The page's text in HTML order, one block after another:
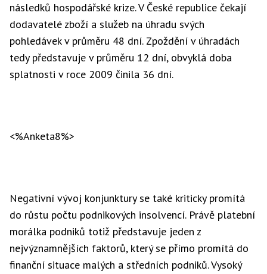
následků hospodářské krize. V České republice čekají
dodavatelé zboží a služeb na úhradu svých
pohledávek v průměru 48 dní. Zpoždění v úhradách
tedy představuje v průměru 12 dní, obvyklá doba
splatnosti v roce 2009 činila 36 dní.
<%Anketa8%>
Negativní vývoj konjunktury se také kriticky promítá
do růstu počtu podnikových insolvencí. Právě platební
morálka podniků totiž představuje jeden z
nejvýznamnějších faktorů, který se přímo promítá do
finanční situace malých a středních podniků. Vysoký